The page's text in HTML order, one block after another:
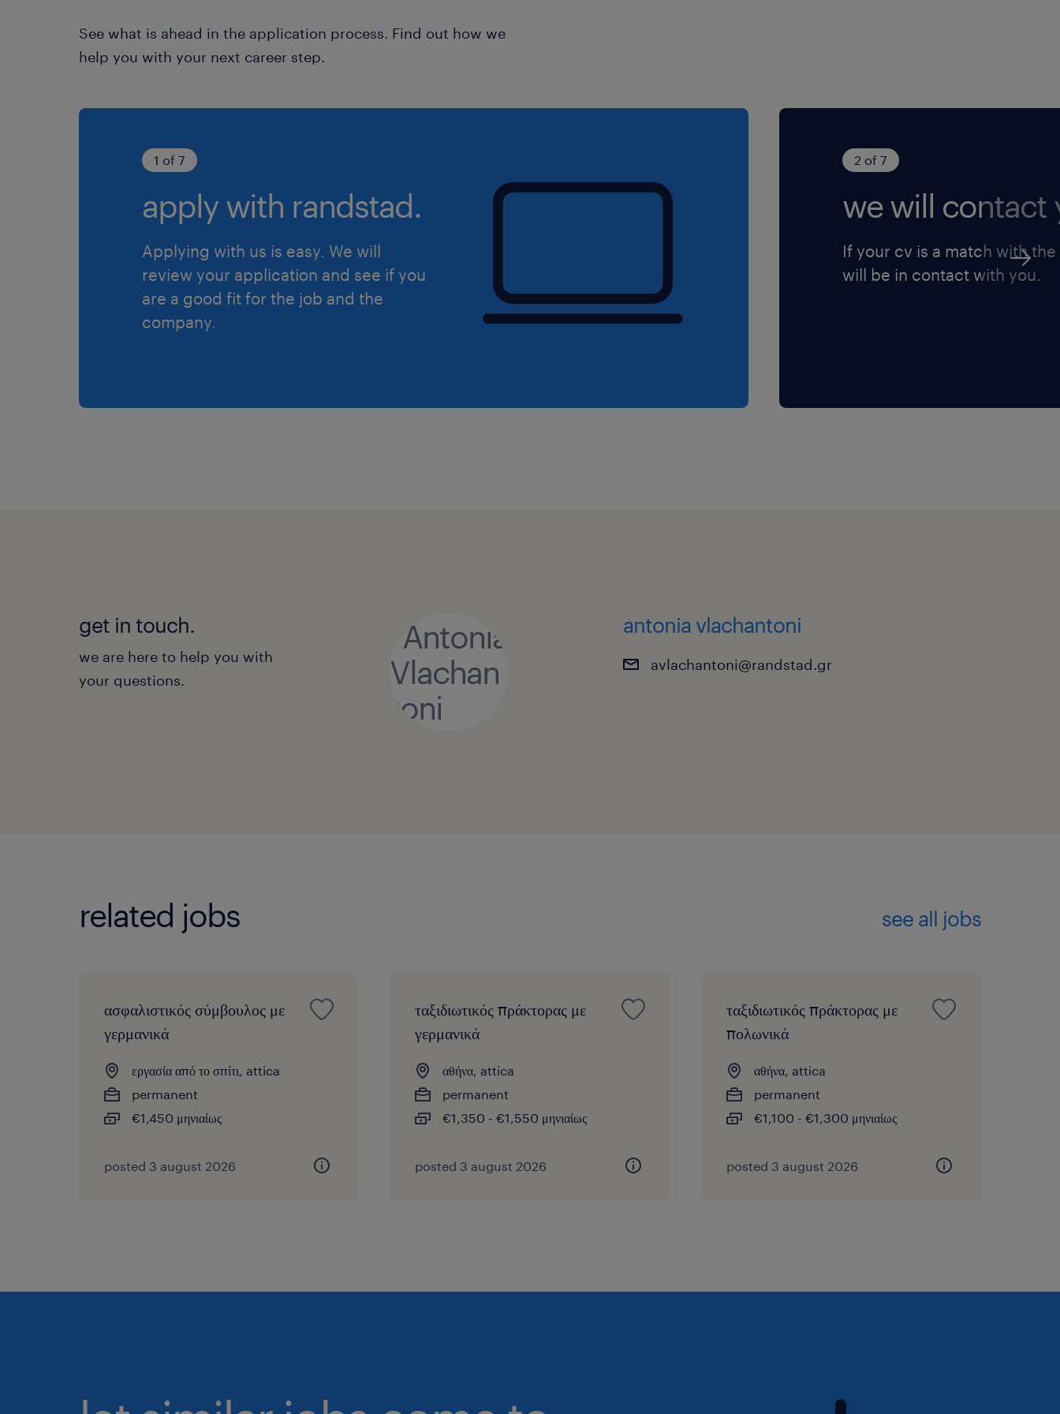
See what is ahead in the application process. Find out how we
help you with your next career step.
1 of 7
apply with randstad.
Applying with us is easy. We will
review your application and see if you
are a good fit for the job and the
company.
2 of 7
we will contact
If your cv is a match with
will be in contact with you.
get in touch.
we are here to help you with
your questions.
antonia vlachantoni
avlachantoni@randstad.gr
related jobs see all jobs
ασφαλιστικός σύμβουλος με
γερμανικά
εργασία από το σπίτι, attica
permanent
€1,450 μηνιαίως
posted 3 august 2026
ταξιδιωτικός πράκτορας με
γερμανικά
αθήνα, attica
permanent
€1,350 - €1,550 μηνιαίως
posted 3 august 2026
ταξιδιωτικός πράκτορας με
πολωνικά
αθήνα, attica
permanent
€1,100 - €1,300 μηνιαίως
posted 3 august 2026